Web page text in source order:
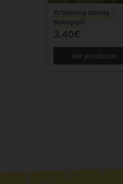
Artemisia annua -
Kokopelli
3.40€
Ver producto